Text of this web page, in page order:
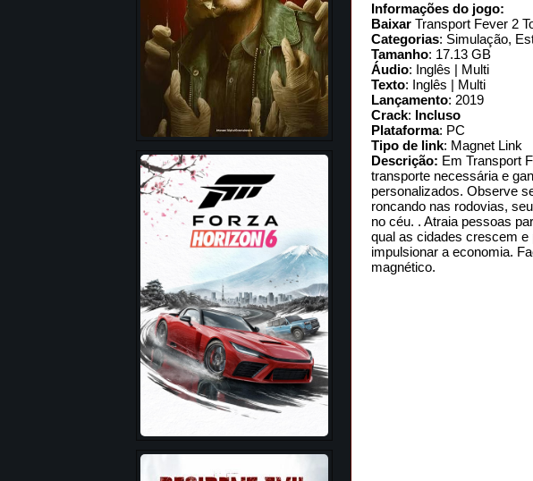
Informações do jogo:
Baixar Transport Fever 2
Categorias: Simulação,
Tamanho: 17.13 GB
Áudio: Inglês | Multi
Texto: Inglês | Multi
Lançamento: 2019
Crack: Incluso
Plataforma: PC
Tipo de link: Magnet Link
Descrição: Em Transport
transporte necessária e
personalizados. Observe
roncando nas rodovias,
no céu. . Atraia pessoas
qual as cidades crescem
impulsionar a economia.
magnético.